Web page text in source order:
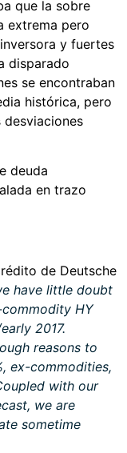
que la sobre
extrema pero
y fuertes
disparado
se encontraban
histórica, pero
desviaciones
deuda
en trazo
de Deutsche
have little doubt
HY
2017.
reasons to
ex-commodities,
with our
we are
sometime